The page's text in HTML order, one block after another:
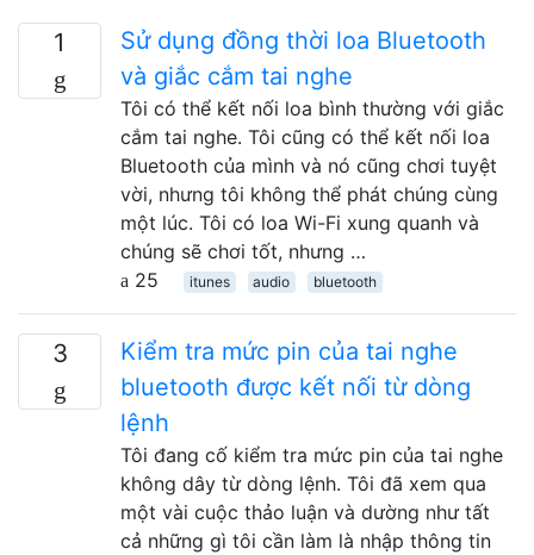
1
Sử dụng đồng thời loa Bluetooth
và giắc cắm tai nghe
Tôi có thể kết nối loa bình thường với giắc
cắm tai nghe. Tôi cũng có thể kết nối loa
Bluetooth của mình và nó cũng chơi tuyệt
vời, nhưng tôi không thể phát chúng cùng
một lúc. Tôi có loa Wi-Fi xung quanh và
chúng sẽ chơi tốt, nhưng …
25
itunes audio bluetooth
3
Kiểm tra mức pin của tai nghe
bluetooth được kết nối từ dòng
lệnh
Tôi đang cố kiểm tra mức pin của tai nghe
không dây từ dòng lệnh. Tôi đã xem qua
một vài cuộc thảo luận và dường như tất
cả những gì tôi cần làm là nhập thông tin